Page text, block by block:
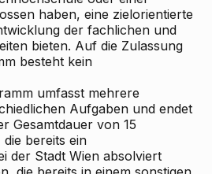
haben, eine zielorientierte
der fachlichen und
bieten. Auf die Zulassung
besteht kein
umfasst mehrere
Aufgaben und endet
Gesamtdauer von 15
bereits ein
der Stadt Wien absolviert